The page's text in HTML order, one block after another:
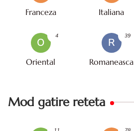
Franceza Italiana
O
Oriental
4
R
Romaneasca
39
Mod gatire reteta